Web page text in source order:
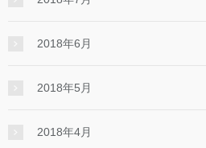
2018年6月
2018年5月
2018年4月